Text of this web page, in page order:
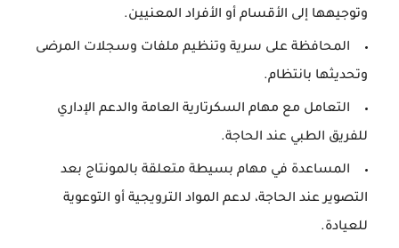
وتوجيهها إلى الأقسام أو الأفراد المعنيين.
المحافظة على سرية وتنظيم ملفات وسجلات المرضى
وتحديثها بانتظام.
التعامل مع مهام السكرتارية العامة والدعم الإداري
للفريق الطبي عند الحاجة.
المساعدة في مهام بسيطة متعلقة بالمونتاج بعد
التصوير عند الحاجة، لدعم المواد الترويجية أو التوعوية
للعيادة.